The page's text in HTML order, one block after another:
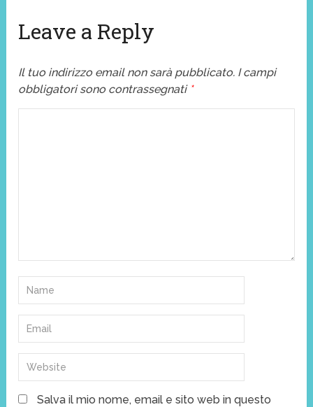
Leave a Reply
Il tuo indirizzo email non sarà pubblicato. I campi
obbligatori sono contrassegnati *
Salva il mio nome, email e sito web in questo